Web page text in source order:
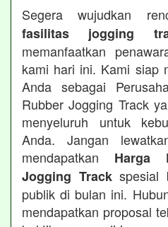
Segera wujudkan
fasilitas jogging
memanfaatkan
kami hari ini. Kami siap
Anda sebagai
Rubber Jogging Track
menyeluruh untuk
Anda. Jangan
mendapatkan Harga
Jogging Trackspesial
publik di bulan ini.
mendapatkan proposal